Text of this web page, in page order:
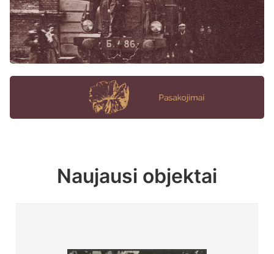
Naujausi objektai